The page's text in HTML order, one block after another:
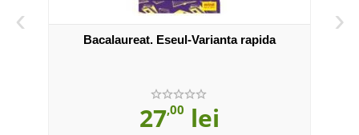
‹
Bacalaureat. Eseul-Varianta rapida
27,00 lei
›